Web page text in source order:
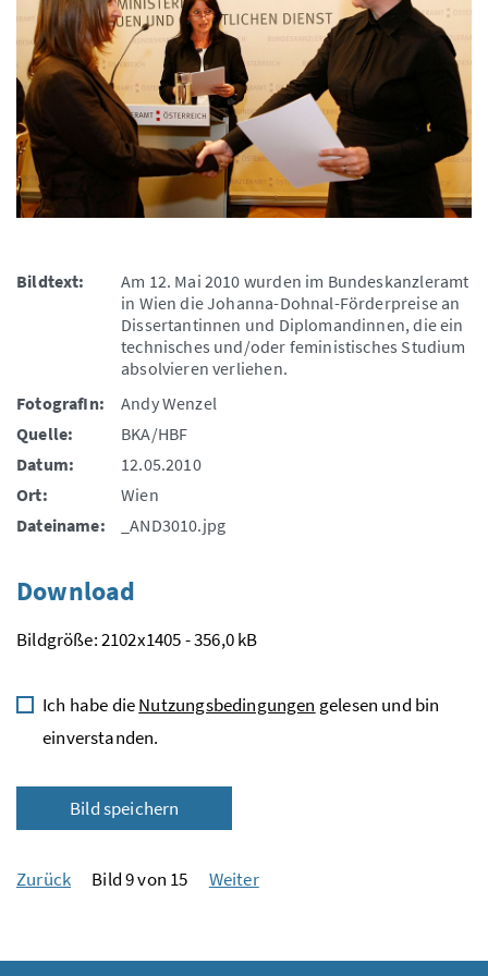
Bildtext:
Am 12. Mai 2010 wurden im Bundeskanzleramt
in Wien die Johanna-Dohnal-Förderpreise an
Dissertantinnen und Diplomandinnen, die ein
technisches und/oder feministisches Studium
absolvieren verliehen.
FotografIn:
Andy Wenzel
Quelle:
BKA/HBF
Datum:
12.05.2010
Ort:
Wien
Dateiname:
_AND3010.jpg
Download
Bildgröße: 2102x1405 - 356,0 kB
Ich habe dieNutzungsbedingungen gelesen und bin
einverstanden.
Bild speichern
Zurück Bild 9 von 15 Weiter